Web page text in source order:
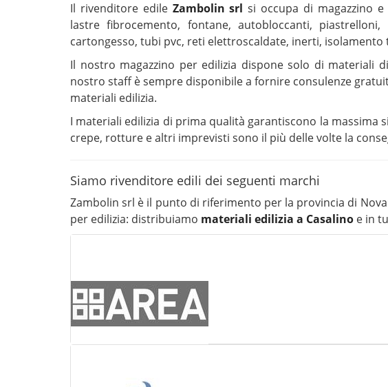
Il rivenditore edile Zambolin srl si occupa di magazzino
lastre fibrocemento, fontane, autobloccanti,
cartongesso, tubi pvc, reti elettroscaldate, inerti,
Il nostro magazzino per edilizia dispone solo di materiali
nostro staff è sempre disponibile a fornire consulenze
materiali edilizia.
I materiali edilizia di prima qualità garantiscono la massima
crepe, rotture e altri imprevisti sono il più delle volte la
Siamo rivenditore edili dei seguenti marchi
Zambolin srl è il punto di riferimento per la provincia di
per edilizia: distribuiamo materiali edilizia a Casalino e in